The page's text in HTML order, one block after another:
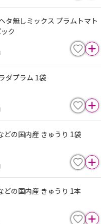
タ無しミックス プラムトマト
ク
ダプラム 1袋
どの国内産 きゅうり 1袋
どの国内産 きゅうり 1本